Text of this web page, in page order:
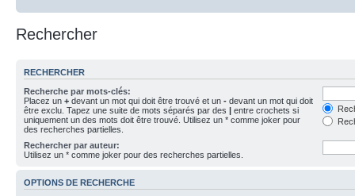
Rechercher
RECHERCHER
Recherche par mots-clés:
Placez un + devant un mot qui doit être trouvé et un - devant un mot qui doit
être exclu. Tapez une suite de mots séparés par des | entre crochets si
uniquement un des mots doit être trouvé. Utilisez un * comme joker pour
des recherches partielles.
Rechercher par auteur:
Utilisez un * comme joker pour des recherches partielles.
OPTIONS DE RECHERCHE